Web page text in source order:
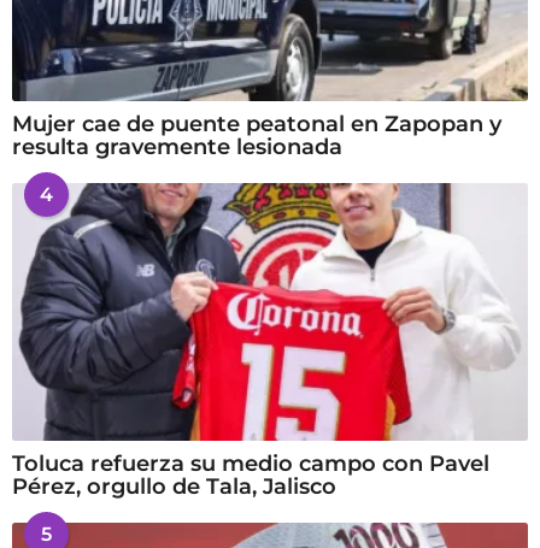
Mujer cae de puente peatonal en Zapopan y
resulta gravemente lesionada
4
Toluca refuerza su medio campo con Pavel
Pérez, orgullo de Tala, Jalisco
5